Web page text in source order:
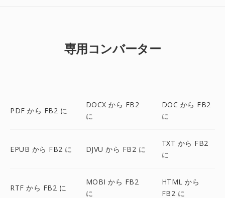
専用コンバーター
PDF から FB2 に
DOCX から FB2
に
DOC から FB2
に
EPUB から FB2 に DJVU から FB2 に
TXT から FB2
に
RTF から FB2 に
MOBI から FB2
に
HTML から
FB2 に